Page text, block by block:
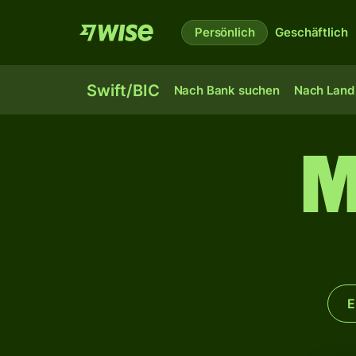
Persönlich Geschäftlich
Swift/BIC Nach Bank suchen Nach